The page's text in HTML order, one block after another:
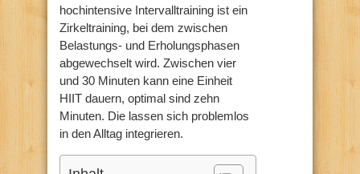
hochintensive Intervalltraining ist ein
Zirkeltraining, bei dem zwischen
Belastungs- und Erholungsphasen
abgewechselt wird. Zwischen vier
und 30 Minuten kann eine Einheit
HIIT dauern, optimal sind zehn
Minuten. Die lassen sich problemlos
in den Alltag integrieren.